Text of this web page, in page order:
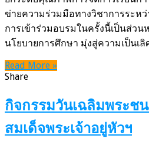
ข่ายความร่วมมือทางวิชาการระหว่
การเข้าร่วมอบรมในครั้งนี้เป็นส่ว
นโยบายการศึกษา มุ่งสู่ความเป็นเ
Read More »
Share
กิจกรรมวันเฉลิมพระช
สมเด็จพระเจ้าอยู่หัวฯ